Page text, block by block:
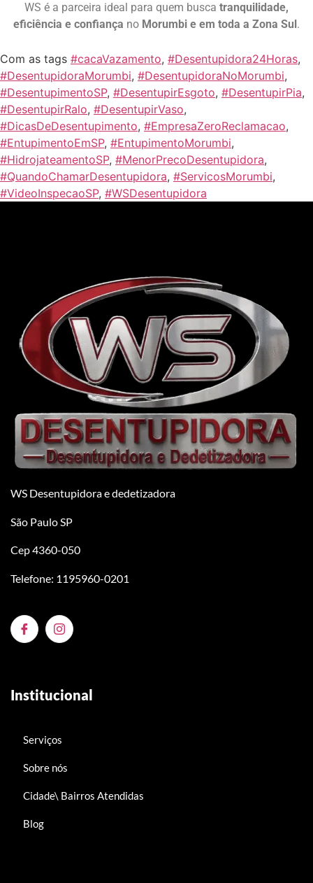
WS é a parceira ideal para quem busca tranquilidade,
eficiência e confiança no Morumbi e em toda a Zona Sul .
Com as tags #cacaVazamento, #Desentupidora24Horas,
#DesentupidoraMorumbi, #DesentupidoraNoMorumbi,
#DesentupimentoSP, #DesentupirEsgoto, #DesentupirPia,
#DesentupirRalo, #DesentupirVaso,
#DicasDeDesentupimento, #EmpresaZeroReclamacao,
#EntupimentoEmSP, #EntupimentoMorumbi,
#HidrojateamentoSP, #MenorPrecoDesentupidora,
#QuandoChamarDesentupidora, #ServicosMorumbi,
#VideoInspecaoSP, #WSDesentupidora
WS Desentupidora e dedetizadora
São Paulo SP
Cep 4360-050
Telefone: 1195960-0201
Institucional
Serviços
Sobre nós
Cidade\ Bairros Atendidas
Blog